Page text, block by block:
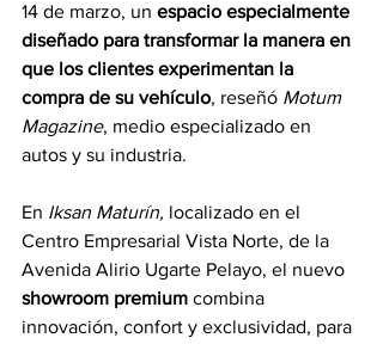
14 de marzo, un espacio especialmente
diseñado para transformar la manera en
que los clientes experimentan la
compra de su vehículo, reseñó Motum
Magazine, medio especializado en
autos y su industria.
En Iksan Maturín, localizado en el
Centro Empresarial Vista Norte, de la
Avenida Alirio Ugarte Pelayo, el nuevo
showroom premium combina
innovación, confort y exclusividad, para